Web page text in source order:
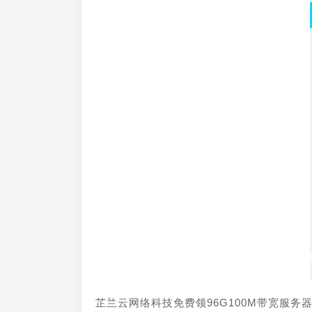
芷兰云网络科技免费领96G100M带宽服务器